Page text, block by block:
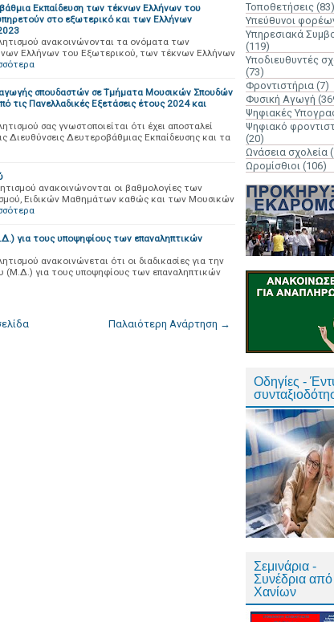
Εκπαίδευση των τέκνων Ελλήνων του
στο εξωτερικό και των Ελλήνων
ανακοινώνονται τα ονόματα των
Ελλήνων του Εξωτερικού, των τέκνων Ελλήνων
σπουδαστών σε Τμήματα Μουσικών Σπουδών
Πανελλαδικές Εξετάσεις έτους 2024 και
σας γνωστοποιείται ότι έχει αποσταλεί
Διευθύνσεις Δευτεροβάθμιας Εκπαίδευσης και τα
ανακοινώνονται οι βαθμολογίες των
Ειδικών Μαθημάτων καθώς και των Μουσικών
για τους υποψηφίους των επαναληπτικών
ανακοινώνεται ότι οι διαδικασίες για την
(Μ.Δ.) για τους υποψηφίους των επαναληπτικών
Παλαιότερη Ανάρτηση →
Τοποθετήσεις (83)
Υπεύθυνοι
Υπηρεσιακά
(119)
Υποδιευθυντές
(73)
Φροντιστήρια (7)
Φυσική Αγωγή
Ψηφιακές
Ψηφιακό
(20)
Ωνάσεια σχολεία
Ωρομίσθιοι (106)
Οδηγίες -
Σεμινάρια -
Συνέδρια
Χανίων